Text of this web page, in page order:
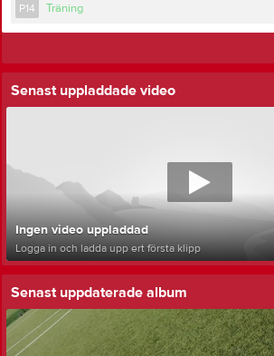
P14 Träning
Senast uppladdade video
Ingen video uppladdad
Logga in och ladda upp ert första klipp
Senast uppdaterade album